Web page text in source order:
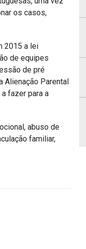
os casos,
2015 a lei
de equipes
de pré
Alienação Parental
fazer para a
abuso de
familiar,